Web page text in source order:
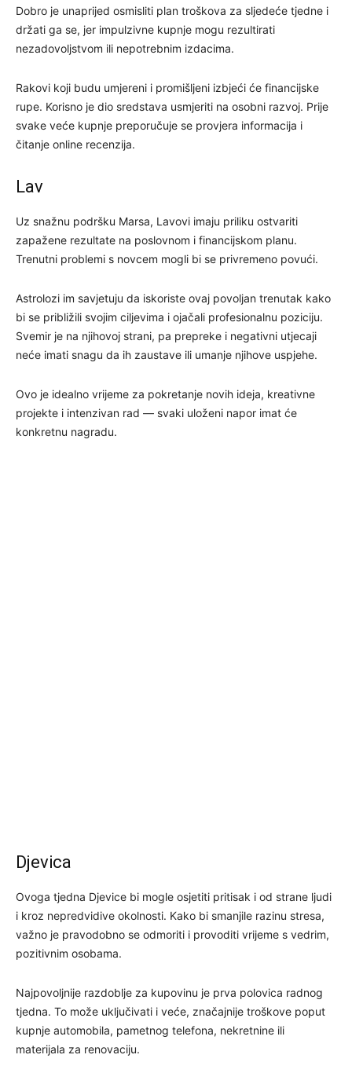
Dobro je unaprijed osmisliti plan troškova za sljedeće tjedne i
držati ga se, jer impulzivne kupnje mogu rezultirati
nezadovoljstvom ili nepotrebnim izdacima.
Rakovi koji budu umjereni i promišljeni izbjeći će financijske
rupe. Korisno je dio sredstava usmjeriti na osobni razvoj. Prije
svake veće kupnje preporučuje se provjera informacija i
čitanje online recenzija.
Lav
Uz snažnu podršku Marsa, Lavovi imaju priliku ostvariti
zapažene rezultate na poslovnom i financijskom planu.
Trenutni problemi s novcem mogli bi se privremeno povući.
Astrolozi im savjetuju da iskoriste ovaj povoljan trenutak kako
bi se približili svojim ciljevima i ojačali profesionalnu poziciju.
Svemir je na njihovoj strani, pa prepreke i negativni utjecaji
neće imati snagu da ih zaustave ili umanje njihove uspjehe.
Ovo je idealno vrijeme za pokretanje novih ideja, kreativne
projekte i intenzivan rad — svaki uloženi napor imat će
konkretnu nagradu.
Djevica
Ovoga tjedna Djevice bi mogle osjetiti pritisak i od strane ljudi
i kroz nepredvidive okolnosti. Kako bi smanjile razinu stresa,
važno je pravodobno se odmoriti i provoditi vrijeme s vedrim,
pozitivnim osobama.
Najpovoljnije razdoblje za kupovinu je prva polovica radnog
tjedna. To može uključivati i veće, značajnije troškove poput
kupnje automobila, pametnog telefona, nekretnine ili
materijala za renovaciju.